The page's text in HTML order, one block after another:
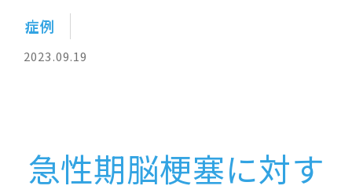
症例
2023.09.19
急性期脳梗塞に対す